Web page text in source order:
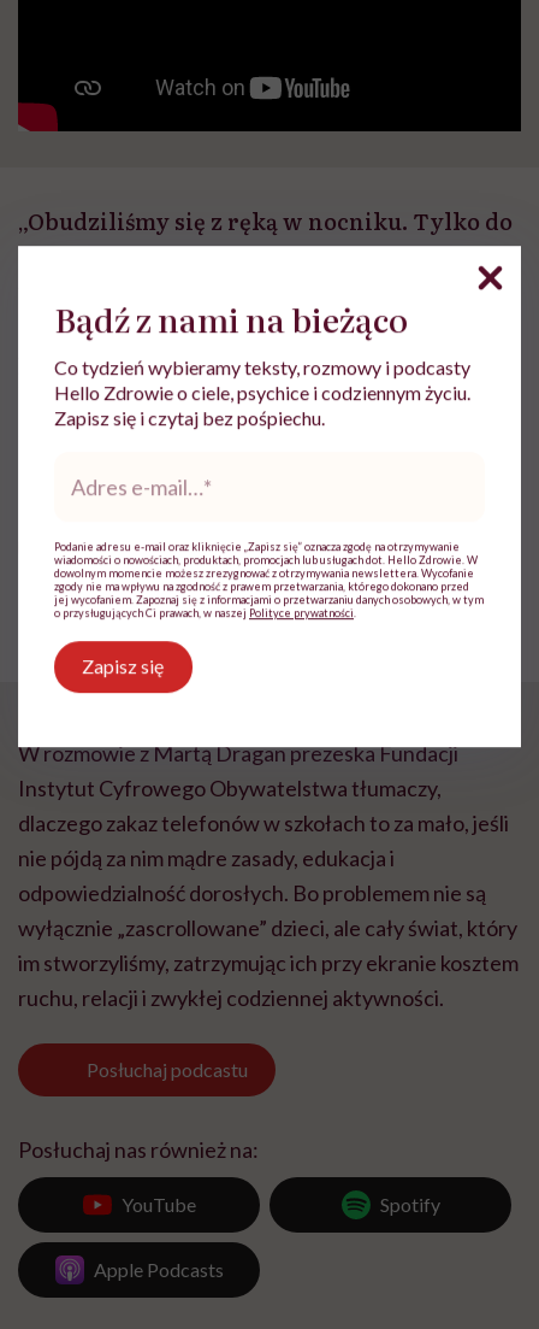
„Obudziliśmy się z ręką w nocniku. Tylko do
tego nocnika nasikały nam VLOP-y, czyli
wielkie platformy społecznościowe, wielkie
platformy AI” – mówi Magdalena Bigaj o tym,
jak późno zaczęliśmy poważnie rozmawiać o
higienie cyfrowej, bezpieczeństwie dzieci w
sieci i wpływie wielkich platform
Posłuchaj Udostępnij
Wysłuchasz w 74 min
W rozmowie z Martą Dragan prezeska Fundacji
Instytut Cyfrowego Obywatelstwa tłumaczy,
dlaczego zakaz telefonów w szkołach to za mało, jeśli
nie pójdą za nim mądre zasady, edukacja i
odpowiedzialność dorosłych. Bo problemem nie są
wyłącznie „zascrollowane” dzieci, ale cały świat, który
im stworzyliśmy, zatrzymując ich przy ekranie kosztem
ruchu, relacji i zwykłej codziennej aktywności.
Posłuchaj podcastu
Posłuchaj nas również na:
YouTube Spotify
Apple Podcasts
Bądź z nami na bieżąco
Co tydzień wybieramy teksty, rozmowy i podcasty
Hello Zdrowie o ciele, psychice i codziennym życiu.
Zapisz się i czytaj bez pośpiechu.
mail*
Podanie adresu e-mail oraz kliknięcie „Zapisz się” oznacza zgodę na otrzymywanie
wiadomości o nowościach, produktach, promocjach lub usługach dot. Hello Zdrowie. W
dowolnym momencie możesz zrezygnować z otrzymywania newslettera. Wycofanie
zgody nie ma wpływu na zgodność z prawem przetwarzania, którego dokonano przed
jej wycofaniem. Zapoznaj się z informacjami o przetwarzaniu danych osobowych, w tym
o przysługujących Ci prawach, w naszej Polityce prywatności
Zapisz się